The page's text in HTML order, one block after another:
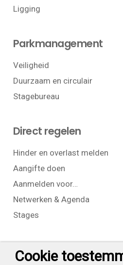
Ligging
Parkmanagement
Veiligheid
Duurzaam en circulair
Stagebureau
Direct regelen
Hinder en overlast melden
Aangifte doen
Aanmelden voor…
Netwerken & Agenda
Stages
Contact
Cookie